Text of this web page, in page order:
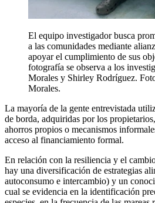
El equipo investigador busca
a las comunidades mediante
apoyar el cumplimiento de sus
fotografía se observa a los
Morales y Shirley Rodríguez.
Morales.
La mayoría de la gente entrevistada
de borda, adquiridas por los
ahorros propios o mecanismos
acceso al financiamiento formal.
En relación con la resiliencia y el
hay una diversificación de estrategias
autoconsumo e intercambio) y un
cual se evidencia en la identificación